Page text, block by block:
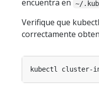
encuentra en
~/
Verifique que
correctamente